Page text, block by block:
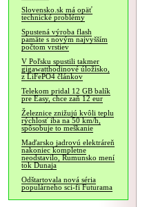
Slovensko.sk má opäť
technické problémy
Spustená výroba flash
pamäte s novým najvyšším
počtom vrstiev
V Poľsku spustili takmer
gigawatthodinové úložisko,
z LiFePO4 článkov
Telekom pridal 12 GB balík
pre Easy, chce zaň 12 eur
Železnice znižujú kvôli teplu
rýchlosť iba na 50 km/h,
spôsobuje to meškanie
Maďarsko jadrovú elektráreň
nakoniec kompletne
neodstavilo, Rumunsko mení
tok Dunaja
Odštartovala nová séria
populárneho sci-fi Futurama